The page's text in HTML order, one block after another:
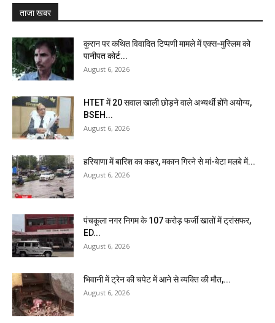
ताजा खबर
कुरान पर कथित विवादित टिप्पणी मामले में एक्स-मुस्लिम को
पानीपत कोर्ट...
August 6, 2026
HTET में 20 सवाल खाली छोड़ने वाले अभ्यर्थी होंगे अयोग्य,
BSEH...
August 6, 2026
हरियाणा में बारिश का कहर, मकान गिरने से मां-बेटा मलबे में...
August 6, 2026
पंचकूला नगर निगम के ₹107 करोड़ फर्जी खातों में ट्रांसफर,
ED...
August 6, 2026
भिवानी में ट्रेन की चपेट में आने से व्यक्ति की मौत,...
August 6, 2026